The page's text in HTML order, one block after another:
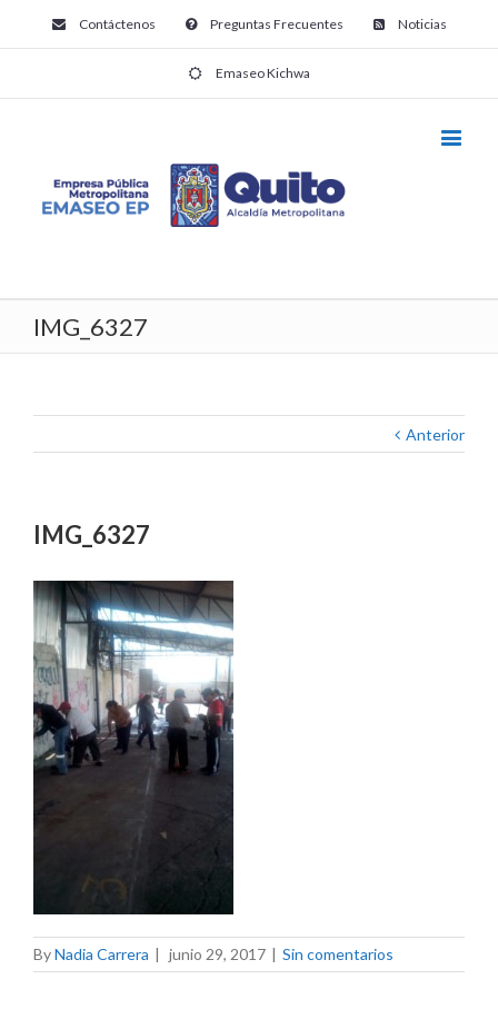
Contáctenos Preguntas Frecuentes Noticias
Emaseo Kichwa
IMG_6327
Anterior
IMG_6327
ByNadia Carrera | junio 29, 2017 | Sin comentarios